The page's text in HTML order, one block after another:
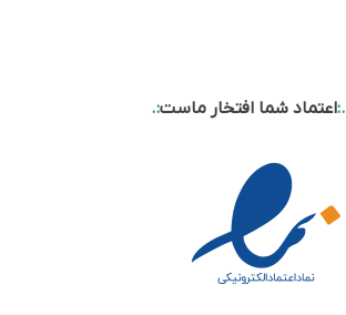
.:اعتماد شما افتخار ماست:.